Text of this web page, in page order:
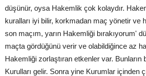
düşünür, oysa Hakemlik çok kolaydır.
kuralları iyi bilir, korkmadan maç yönetir ve
son maçım, yarın Hakemliği bırakıyorum'
maçta gördüğünü verir ve olabildiğince az
Hakemliği zorlaştıran etkenler var. Bunların
Kurulları gelir. Sonra yine Kurumlar içinden